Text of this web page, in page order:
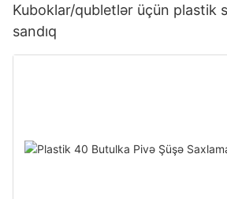
Kuboklar/qubletlər üçün plastik
sandıq